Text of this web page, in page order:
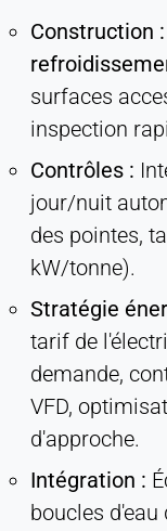
Construction :
surfaces
inspection
Contrôles :
jour/nuit
des pointes,
kW/tonne).
Stratégie
tarif de
demande,
VFD,
d'approche.
Intégration :
boucles